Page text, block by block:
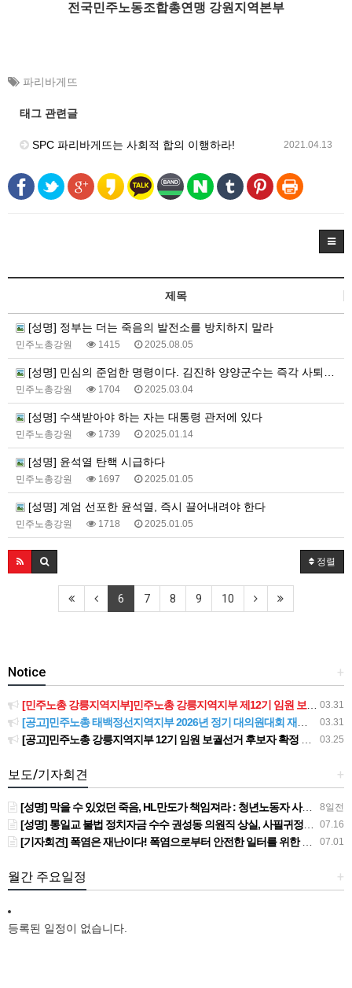
전국민주노동조합총연맹 강원지역본부
파리바게뜨
태그 관련글
2021.04.13
SPC 파리바게뜨는 사회적 합의 이행하라!
제목
[성명] 정부는 더는 죽음의 발전소를 방치하지 말라
민주노총강원 1415 2025.08.05
[성명] 민심의 준엄한 명령이다. 김진하 양양군수는 즉각 사퇴하라!
민주노총강원 1704 2025.03.04
[성명] 수색받아야 하는 자는 대통령 관저에 있다
민주노총강원 1739 2025.01.14
[성명] 윤석열 탄핵 시급하다
민주노총강원 1697 2025.01.05
[성명] 계엄 선포한 윤석열, 즉시 끌어내려야 한다
민주노총강원 1718 2025.01.05
정렬
6 7 8 9 10
+
Notice
03.31
[민주노총 강릉지역지부]민주노총 강릉지역지부 제12기 임원 보궐선거결과 공고
03.31
[공고]민주노총 태백정선지역지부 2026년 정기 대의원대회 재소집 건
03.25
[공고]민주노총 강릉지역지부 12기 임원 보궐선거 후보자 확정 공고
+
보도/기자회견
8일전
[성명] 막을 수 있었던 죽음, HL만도가 책임져라 : 청년노동자 사망사고의 철저한 진상규명과 재발방지 대책 마련하라
07.16
[성명] 통일교 불법 정치자금 수수 권성동 의원직 상실, 사필귀정이다
07.01
[기자회견] 폭염은 재난이다! 폭염으로부터 안전한 일터를 위한 민주노총 강원지역본부 폭염감시단 선포 기자회견
+
월간 주요일정
등록된 일정이 없습니다.